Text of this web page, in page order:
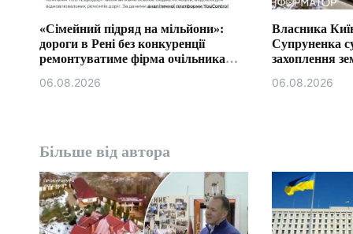
«Сімейний підряд на мільйони»:
дороги в Рені без конкуренції
ремонтуватиме фірма очільника
06.08.2026
Власника
Супруненка
захоплення
06.08.2026
Більше від автора